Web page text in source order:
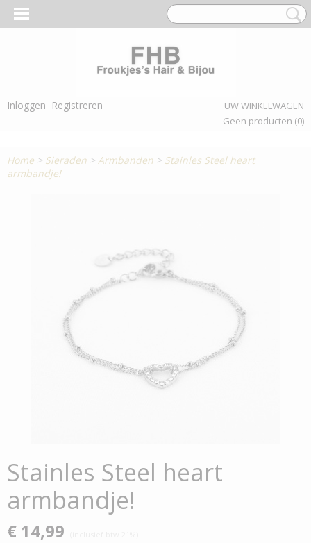
Inloggen Registreren
UW WINKELWAGEN
Geen producten (0)
Home > Sieraden > Armbanden > Stainles Steel heart
armbandje!
Stainles Steel heart
armbandje!
€ 14,99